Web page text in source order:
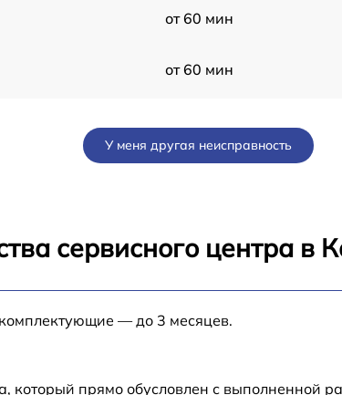
от 60 мин
от 60 мин
от 60 мин
У меня другая неисправность
сервисного центра в
— до 3 месяцев.
который прямо обусловлен с выполненной